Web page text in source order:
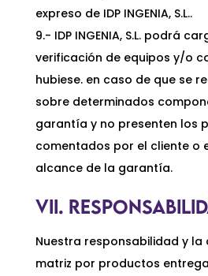
expreso de IDP INGENIA, S.L..
9.- IDP INGENIA, S.L. podrá
verificación de equipos y/o
hubiese. en caso de que se
sobre determinados
garantía y no presenten los
comentados por el cliente o
alcance de la garantía.
VII.
Nuestra responsabilidad y la
matriz por productos